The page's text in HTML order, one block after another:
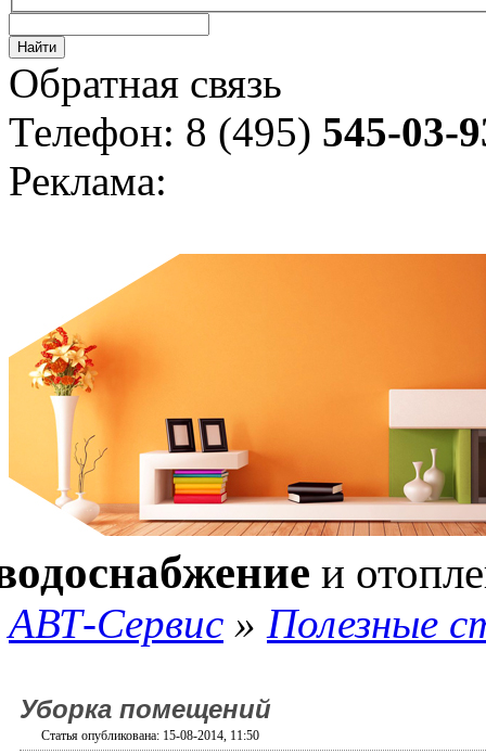
Обратная связь
Телефон: 8 (495) 545-03-
Реклама:
и
АВТ-Сервис » Полезные
Уборка помещений
Статья опубликована: 15-08-2014, 11:50